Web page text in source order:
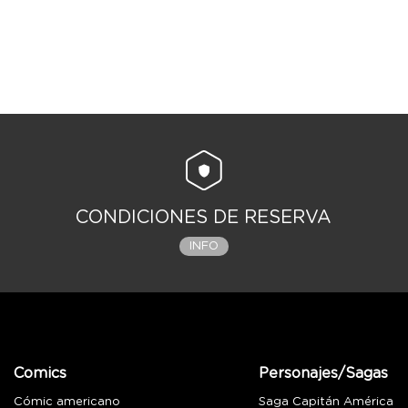
CONDICIONES DE RESERVA
INFO
Comics
Cómic americano
Personajes/Sagas
Saga Capitán América